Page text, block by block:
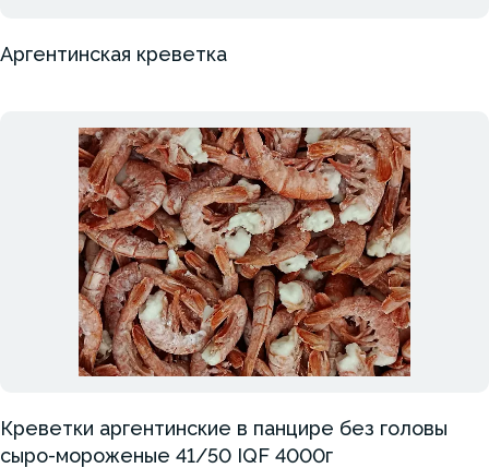
Аргентинская креветка
Креветки аргентинские в панцире без головы
сыро-мороженые 41/50 IQF 4000г